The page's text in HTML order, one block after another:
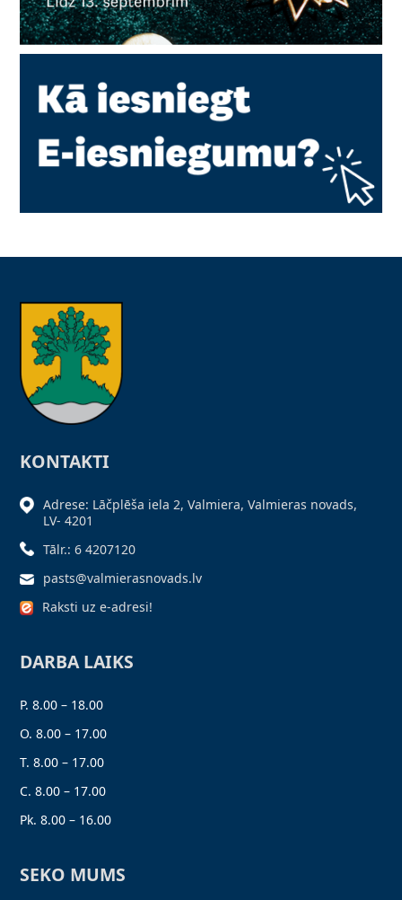
KONTAKTI
Adrese: Lāčplēša iela 2, Valmiera, Valmieras novads,
LV- 4201
Tālr.: 6 4207120
pasts@valmierasnovads.lv
Raksti uz e-adresi!
DARBA LAIKS
P. 8.00 – 18.00
O. 8.00 – 17.00
T. 8.00 – 17.00
C. 8.00 – 17.00
Pk. 8.00 – 16.00
SEKO MUMS